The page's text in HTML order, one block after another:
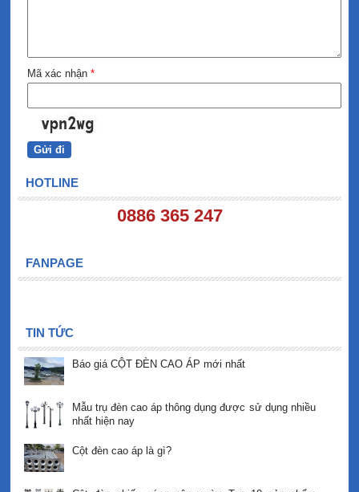
Mã xác nhận *
HOTLINE
0886 365 247
FANPAGE
TIN TỨC
Báo giá CỘT ĐÈN CAO ÁP mới nhất
Mẫu trụ đèn cao áp thông dụng được sử dụng nhiều
nhất hiện nay
Cột đèn cao áp là gì?